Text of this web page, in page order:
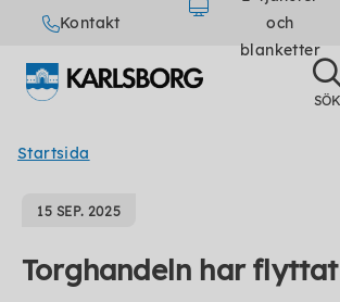
Kontakt
och
blanketter
Startsida
15 SEP. 2025
Torghandeln har flyttat